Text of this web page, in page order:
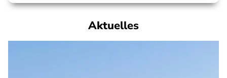
Aktuelles